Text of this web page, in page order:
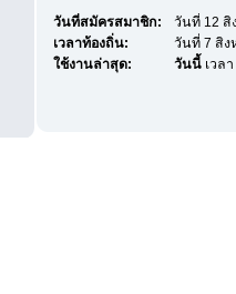
วันที่สมัครสมาชิก:
วันที่ 12 สิ
เวลาท้องถิ่น:
วันที่ 7 สิง
ใช้งานล่าสุด:
วันนี้ เวล